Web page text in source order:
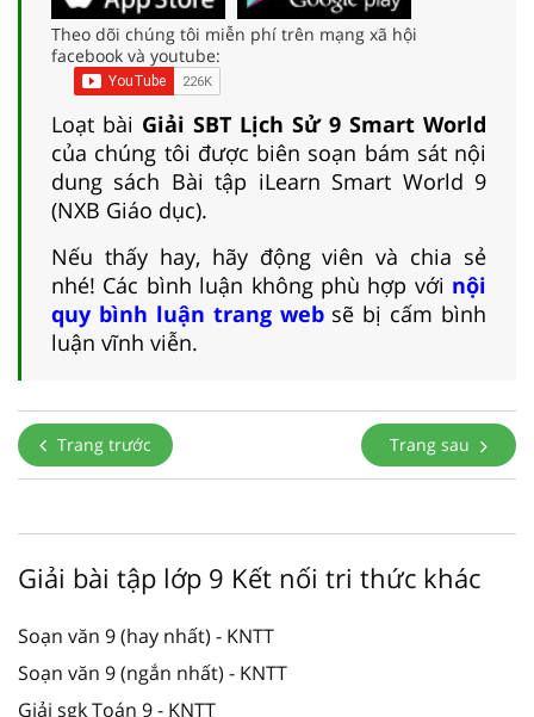
Theo dõi chúng tôi miễn phí trên mạng xã hội
facebook và youtube:
Loạt bài Giải SBT Lịch Sử 9 Smart World
của chúng tôi được biên soạn bám sát nội
dung sách Bài tập iLearn Smart World 9
(NXB Giáo dục).
Nếu thấy hay, hãy động viên và chia sẻ
nhé! Các bình luận không phù hợp với nội
quy bình luận trang websẽ bị cấm bình
luận vĩnh viễn.
Trang trước Trang sau
Giải bài tập lớp 9 Kết nối tri thức khác
Soạn văn 9 (hay nhất) - KNTT
Soạn văn 9 (ngắn nhất) - KNTT
Giải sgk Toán 9 - KNTT